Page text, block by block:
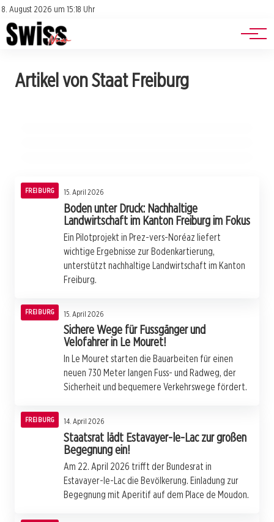
8. August 2026 um 15:18 Uhr
Impressum
Datenschutz
Jobs
Events
Artikel von Staat Freiburg
Lärm vergiftet unser Leben: So kämpft die
17. April 2026
Schockierende Betrugswelle: Über 930 Fälle
FREIBURG 15. April 2026
Boden unter Druck: Nachhaltige
Landwirtschaft im Kanton Freiburg im Fokus
Ein Pilotprojekt in Prez-vers-Noréaz liefert
wichtige Ergebnisse zur Bodenkartierung,
unterstützt nachhaltige Landwirtschaft im Kanton
Freiburg.
FREIBURG 15. April 2026
Sichere Wege für Fussgänger und
Velofahrer in Le Mouret!
In Le Mouret starten die Bauarbeiten für einen
neuen 730 Meter langen Fuss- und Radweg, der
Sicherheit und bequemere Verkehrswege fördert.
FREIBURG 14. April 2026
Staatsrat lädt Estavayer-le-Lac zur großen
Begegnung ein!
Am 22. April 2026 trifft der Bundesrat in
Estavayer-le-Lac die Bevölkerung. Einladung zur
Begegnung mit Aperitif auf dem Place de Moudon.